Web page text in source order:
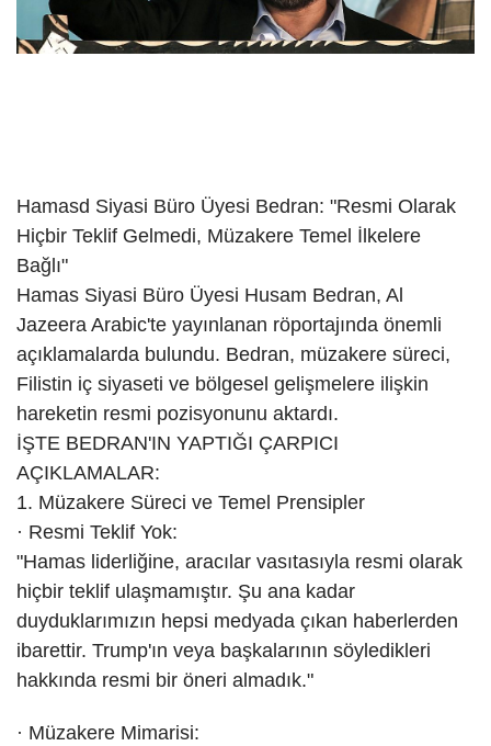
Hamasd Siyasi Büro Üyesi Bedran: "Resmi Olarak
Hiçbir Teklif Gelmedi, Müzakere Temel İlkelere
Bağlı"
Hamas Siyasi Büro Üyesi Husam Bedran, Al
Jazeera Arabic'te yayınlanan röportajında önemli
açıklamalarda bulundu. Bedran, müzakere süreci,
Filistin iç siyaseti ve bölgesel gelişmelere ilişkin
hareketin resmi pozisyonunu aktardı.
İŞTE BEDRAN'IN YAPTIĞI ÇARPICI
AÇIKLAMALAR:
1. Müzakere Süreci ve Temel Prensipler
· Resmi Teklif Yok:
"Hamas liderliğine, aracılar vasıtasıyla resmi olarak
hiçbir teklif ulaşmamıştır. Şu ana kadar
duyduklarımızın hepsi medyada çıkan haberlerden
ibarettir. Trump'ın veya başkalarının söyledikleri
hakkında resmi bir öneri almadık."
· Müzakere Mimarisi: